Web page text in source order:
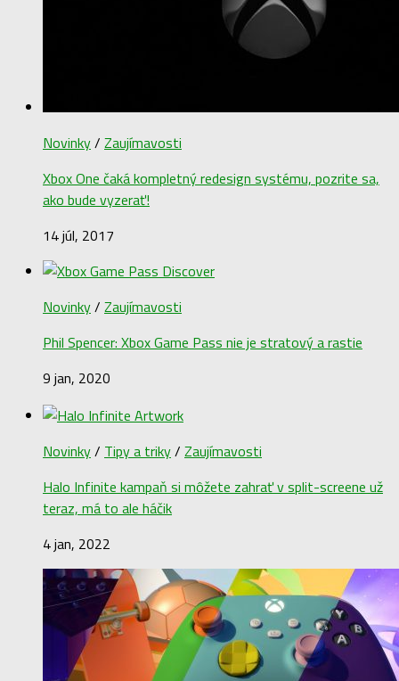
Novinky/ Zaujímavosti
Xbox One čaká kompletný redesign systému, pozrite sa,
ako bude vyzerať!
14 júl, 2017
Novinky/ Zaujímavosti
Phil Spencer: Xbox Game Pass nie je stratový a rastie
9 jan, 2020
Novinky/ Tipy a triky/ Zaujímavosti
Halo Infinite kampaň si môžete zahrať v split-screene už
teraz, má to ale háčik
4 jan, 2022